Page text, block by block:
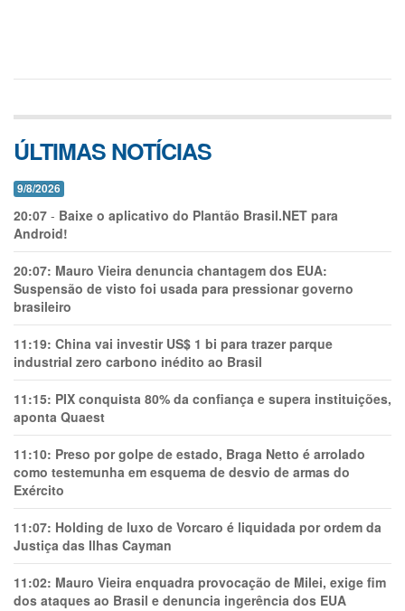
ÚLTIMAS NOTÍCIAS
9/8/2026
20:07 - Baixe o aplicativo do Plantão Brasil.NET para
Android!
20:07: Mauro Vieira denuncia chantagem dos EUA:
Suspensão de visto foi usada para pressionar governo
brasileiro
11:19: China vai investir US$ 1 bi para trazer parque
industrial zero carbono inédito ao Brasil
11:15: PIX conquista 80% da confiança e supera instituições,
aponta Quaest
11:10: Preso por golpe de estado, Braga Netto é arrolado
como testemunha em esquema de desvio de armas do
Exército
11:07: Holding de luxo de Vorcaro é liquidada por ordem da
Justiça das Ilhas Cayman
11:02: Mauro Vieira enquadra provocação de Milei, exige fim
dos ataques ao Brasil e denuncia ingerência dos EUA